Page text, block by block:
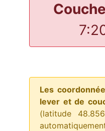
Les
lever et de
(latitude